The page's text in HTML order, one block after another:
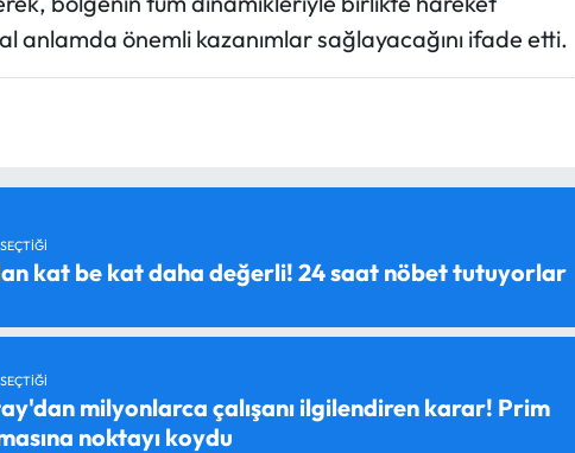
anlamda önemli kazanımlar sağlayacağını ifade etti.
kat be kat daha değerli! 24 saat nöbet tutuyorlar
milyonlarca çalışanı ilgilendiren karar! Prim
noktayı koydu